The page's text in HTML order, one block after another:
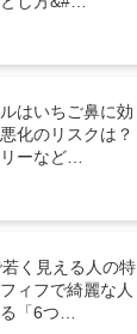
はいちご鼻に効
化のリスクは？
ーなど…
若く見える人の特
ィフで綺麗な人
「6つ…